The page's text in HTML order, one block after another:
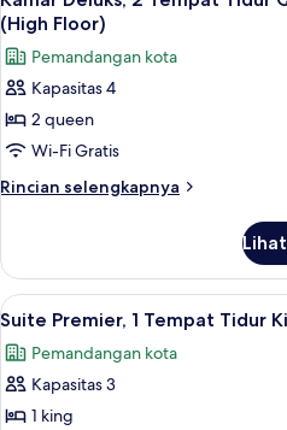
Floor)
Tempat
Tidur
King,
bathtub
difabel
(High
Floor)
semua
foto
untuk
Kamar
Deluks,
2
Tempat
shower
kursi
roda
(High
Floor)
(High Floor)
Pemandangan kota
Kapasitas 4
2 queen
Wi-Fi Gratis
Rincian selengkapnya
Rincian
Kamar
Deluks,
2
Tidur
Queen,
kursi
Lihat
semua
foto
untuk
Suite
6
Suite Premier, 1 Tempat Tidur
Pemandangan kota
Kapasitas 3
1 king